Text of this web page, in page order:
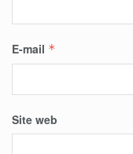
E-mail *
Site web